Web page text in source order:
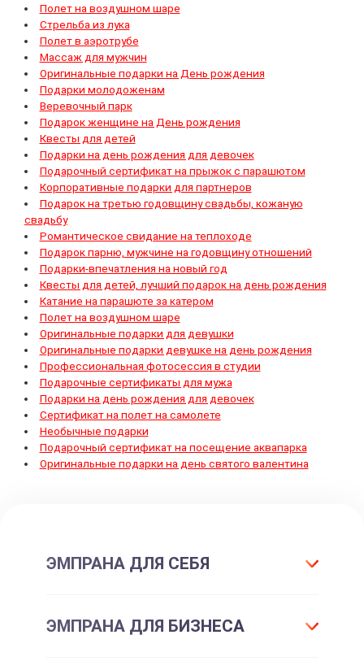
Полет на воздушном шаре
Стрельба из лука
Полет в аэротрубе
Массаж для мужчин
Оригинальные подарки на День рождения
Подарки молодоженам
Веревочный парк
Подарок женщине на День рождения
Квесты для детей
Подарки на день рождения для девочек
Подарочный сертификат на прыжок с парашютом
Корпоративные подарки для партнеров
Подарок на третью годовщину свадьбы, кожаную
свадьбу
Романтическое свидание на теплоходе
Подарок парню, мужчине на годовщину отношений
Подарки-впечатления на новый год
Квесты для детей, лучший подарок на день рождения
Катание на парашюте за катером
Полет на воздушном шаре
Оригинальные подарки для девушки
Оригинальные подарки девушке на день рождения
Профессиональная фотосессия в студии
Подарочные сертификаты для мужа
Подарки на день рождения для девочек
Сертификат на полет на самолете
Необычные подарки
Подарочный сертификат на посещение аквапарка
Оригинальные подарки на день святого валентина
ЭМПРАНА ДЛЯ СЕБЯ
Все впечатления
ЭМПРАНА ДЛЯ БИЗНЕСА